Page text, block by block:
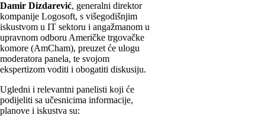
Damir Dizdarević, generalni direktor
kompanije Logosoft, s višegodišnjim
iskustvom u IT sektoru i angažmanom u
upravnom odboru Američke trgovačke
komore (AmCham), preuzet će ulogu
moderatora panela, te svojom
ekspertizom voditi i obogatiti diskusiju.
Ugledni i relevantni panelisti koji će
podijeliti sa učesnicima informacije,
planove i iskustva su: